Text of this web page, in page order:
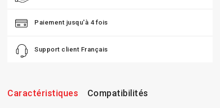
Paiement jusqu'à 4 fois
Support client Français
Caractéristiques Compatibilités